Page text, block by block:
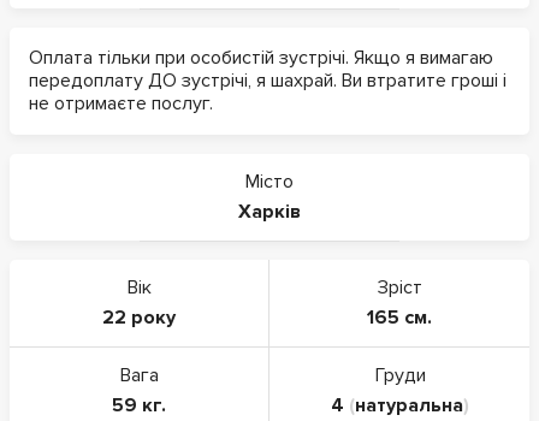
Оплата тільки при особистій зустрічі. Якщо я вимагаю
передоплату ДО зустрічі, я шахрай. Ви втратите гроші і
не отримаєте послуг.
Місто
Харків
Вік
22 року
Зріст
165 см.
Вага
59 кг.
Груди
4 (натуральна)